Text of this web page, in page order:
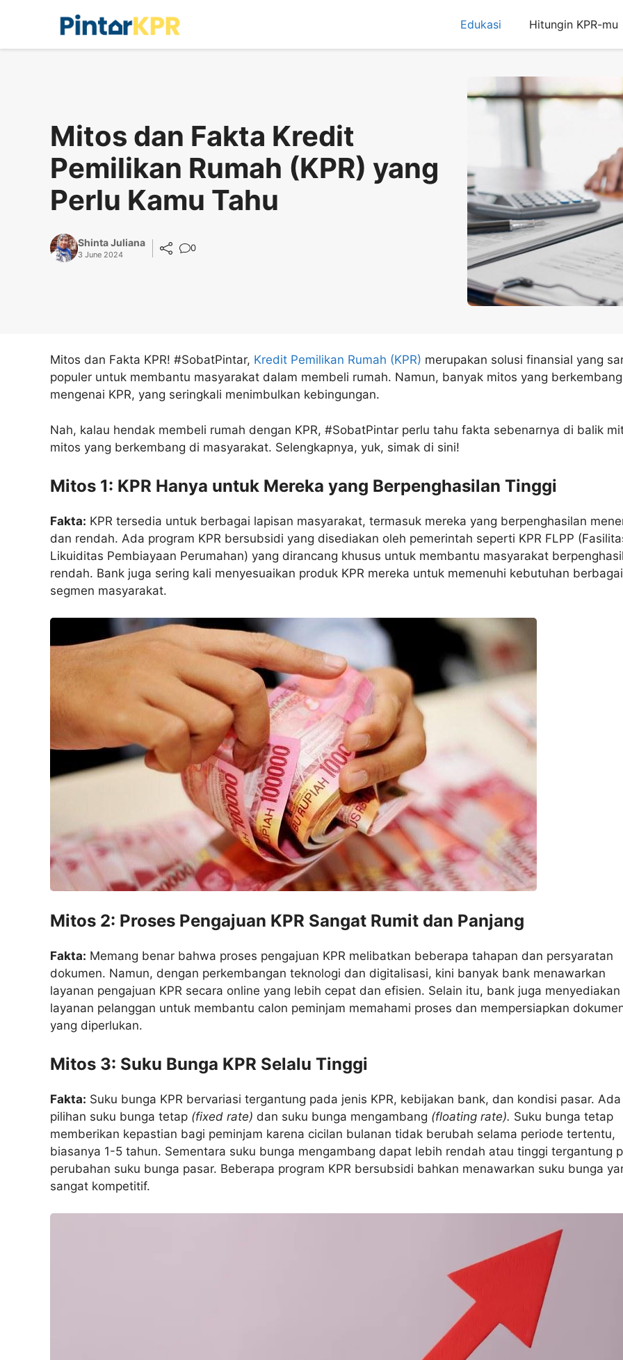
Edukasi Hitungin KPR-mu
Mitos dan Fakta Kredit
Pemilikan Rumah (KPR) yang
Perlu Kamu Tahu
Shinta Juliana
3 June 2024
0
Mitos dan Fakta KPR! #SobatPintar, Kredit Pemilikan Rumah (KPR) merupakan solusi finansial yang
populer untuk membantu masyarakat dalam membeli rumah. Namun, banyak mitos yang berkembang
mengenai KPR, yang seringkali menimbulkan kebingungan.
Nah, kalau hendak membeli rumah dengan KPR, #SobatPintar perlu tahu fakta sebenarnya di balik
mitos yang berkembang di masyarakat. Selengkapnya, yuk, simak di sini!
Mitos 1: KPR Hanya untuk Mereka yang Berpenghasilan Tinggi
Fakta: KPR tersedia untuk berbagai lapisan masyarakat, termasuk mereka yang berpenghasilan
dan rendah. Ada program KPR bersubsidi yang disediakan oleh pemerintah seperti KPR FLPP
Likuiditas Pembiayaan Perumahan) yang dirancang khusus untuk membantu masyarakat
rendah. Bank juga sering kali menyesuaikan produk KPR mereka untuk memenuhi kebutuhan berbagai
segmen masyarakat.
Mitos 2: Proses Pengajuan KPR Sangat Rumit dan Panjang
Fakta: Memang benar bahwa proses pengajuan KPR melibatkan beberapa tahapan dan persyaratan
dokumen. Namun, dengan perkembangan teknologi dan digitalisasi, kini banyak bank menawarkan
layanan pengajuan KPR secara online yang lebih cepat dan efisien. Selain itu, bank juga menyediakan
layanan pelanggan untuk membantu calon peminjam memahami proses dan mempersiapkan
yang diperlukan.
Mitos 3: Suku Bunga KPR Selalu Tinggi
Fakta: Suku bunga KPR bervariasi tergantung pada jenis KPR, kebijakan bank, dan kondisi pasar. Ada
pilihan suku bunga tetap (fixed rate) dan suku bunga mengambang (floating rate). Suku bunga tetap
memberikan kepastian bagi peminjam karena cicilan bulanan tidak berubah selama periode tertentu,
biasanya 1-5 tahun. Sementara suku bunga mengambang dapat lebih rendah atau tinggi tergantung
perubahan suku bunga pasar. Beberapa program KPR bersubsidi bahkan menawarkan suku bunga
sangat kompetitif.